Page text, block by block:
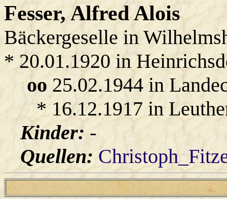
Fesser, Alfred Alois
Bäckergeselle in
* 20.01.1920 in
oo 25.02.1944 in
* 16.12.1917 in
Kinder:-
Quellen: